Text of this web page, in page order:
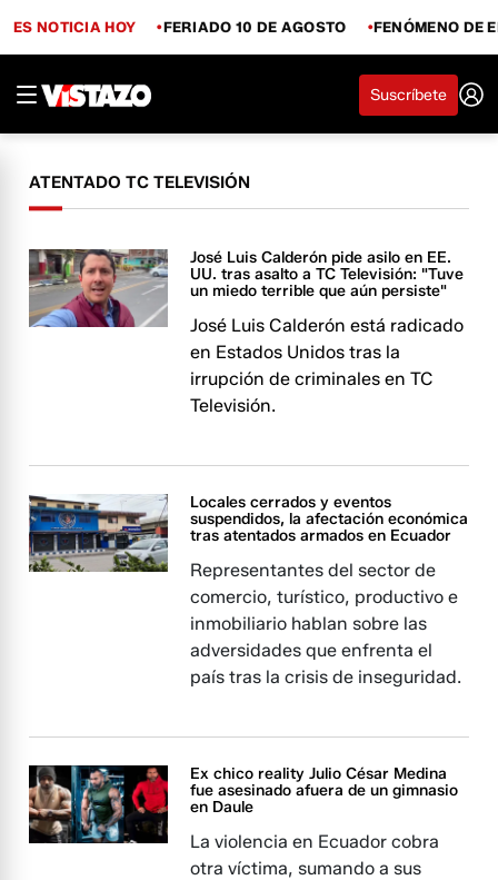
ES NOTICIA HOY FERIADO 10 DE AGOSTO FENÓMENO DE
Suscríbete
ATENTADO TC TELEVISIÓN
José Luis Calderón pide asilo en EE.
UU. tras asalto a TC Televisión: "Tuve
un miedo terrible que aún persiste"
José Luis Calderón está radicado
en Estados Unidos tras la
irrupción de criminales en TC
Televisión.
Locales cerrados y eventos
suspendidos, la afectación económica
tras atentados armados en Ecuador
Representantes del sector de
comercio, turístico, productivo e
inmobiliario hablan sobre las
adversidades que enfrenta el
país tras la crisis de inseguridad.
Ex chico reality Julio César Medina
fue asesinado afuera de un gimnasio
en Daule
La violencia en Ecuador cobra
otra víctima, sumando a sus